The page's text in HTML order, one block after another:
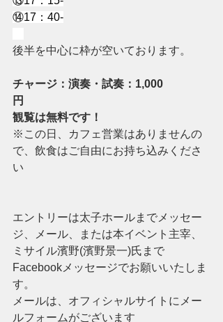
⑭17：40-
後半を中心に枠が空いております。
チャージ：演奏・試奏：1,000
円
観覧は無料です！
※この日、カフェ営業はありませんの
で、飲食はご自由にお持ち込みくださ
い
エントリーは太子ホールまでメッセー
ジ、メール、または本イベント主宰、
ミサイル濱野(濱野景一)氏まで
Facebookメッセージでお願いいたしま
す。
メールは、オフィシャルサイトにメー
ルフォームがございます